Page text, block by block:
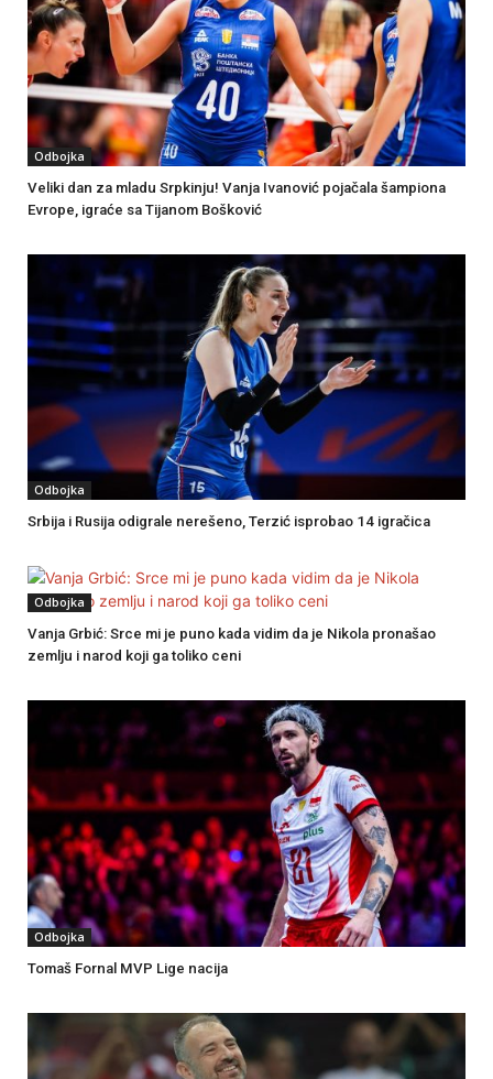
Odbojka
Veliki dan za mladu Srpkinju! Vanja Ivanović pojačala šampiona
Evrope, igraće sa Tijanom Bošković
Odbojka
Srbija i Rusija odigrale nerešeno, Terzić isprobao 14 igračica
Odbojka
Vanja Grbić: Srce mi je puno kada vidim da je Nikola pronašao
zemlju i narod koji ga toliko ceni
Odbojka
Tomaš Fornal MVP Lige nacija